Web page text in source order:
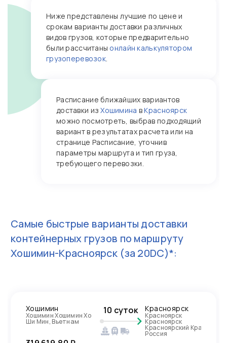
Ниже представлены лучшие по цене и
срокам варианты доставки различных
видов грузов, которые предварительно
были рассчитаны онлайн калькулятором
грузоперевозок.
Расписание ближайших вариантов
доставки изХошимина вКрасноярск
можно посмотреть, выбрав подходящий
вариант в результатах расчета или на
странице Расписание, уточнив
параметры маршрута и тип груза,
требующего перевозки.
Самые быстрые варианты доставки
контейнерных грузов по маршруту
Хошимин-Красноярск (за 20DC)*:
Хошимин
Хошимин Хошимин Хо
Ши Мин, Вьетнам
10 суток Красноярск
Красноярск
Красноярск
Красноярский Край,
Россия